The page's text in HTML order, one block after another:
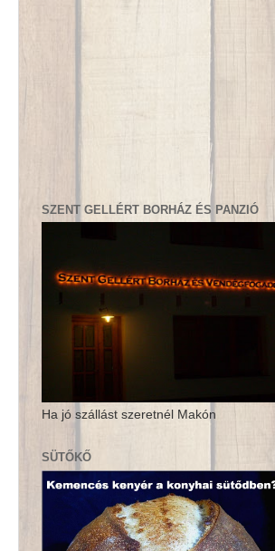
SZENT GELLÉRT BORHÁZ ÉS PANZIÓ
Ha jó szállást szeretnél Makón
SÜTŐKŐ